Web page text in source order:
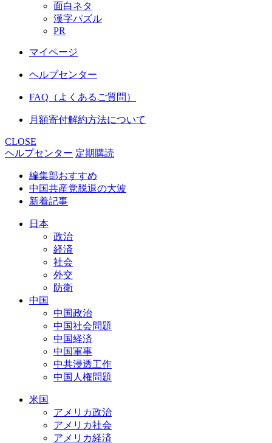
面白ネタ
漢字パズル
PR
マイページ
ヘルプセンター
FAQ（よくあるご質問）
月額寄付解約方法について
CLOSE
ヘルプセンター 定期購読
編集部おすすめ
中国共産党脱退の大波
新着記事
日本
政治
経済
社会
外交
防衛
中国
中国政治
中国社会問題
中国経済
中国軍事
中共浸透工作
中国人権問題
米国
アメリカ政治
アメリカ社会
アメリカ経済